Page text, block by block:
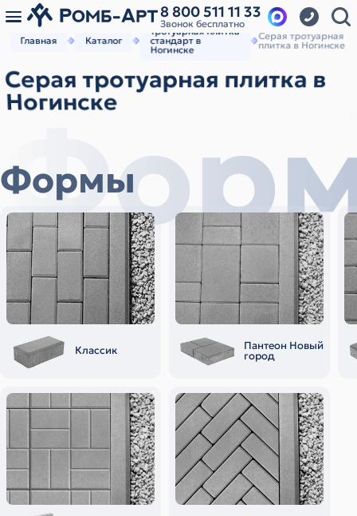
8 800 511 11 33
Звонок бесплатно
Главная Каталог
Тротуарная плитка
стандарт в
Ногинске
Серая тротуарная
плитка в Ногинске
Серая тротуарная плитка в
Ногинске
Формы
Классик Пантеон Новый
город